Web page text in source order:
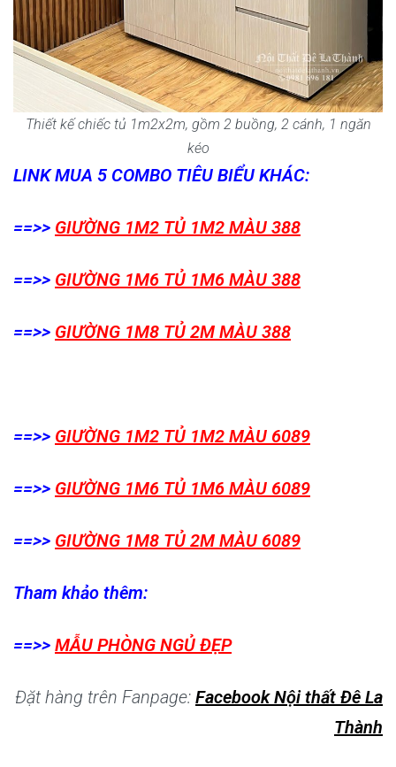
Thiết kế chiếc tủ 1m2x2m, gồm 2 buồng, 2 cánh, 1 ngăn
kéo
LINK MUA 5 COMBO TIÊU BIỂU KHÁC:
==>> GIƯỜNG 1M2 TỦ 1M2 MÀU 388
==>> GIƯỜNG 1M6 TỦ 1M6 MÀU 388
==>> GIƯỜNG 1M8 TỦ 2M MÀU 388
==>> GIƯỜNG 1M2 TỦ 1M2 MÀU 6089
==>> GIƯỜNG 1M6 TỦ 1M6 MÀU 6089
==>> GIƯỜNG 1M8 TỦ 2M MÀU 6089
Tham khảo thêm:
==>> MẪU PHÒNG NGỦ ĐẸP
Đặt hàng trên Fanpage: Facebook Nội thất Đê La
Thành